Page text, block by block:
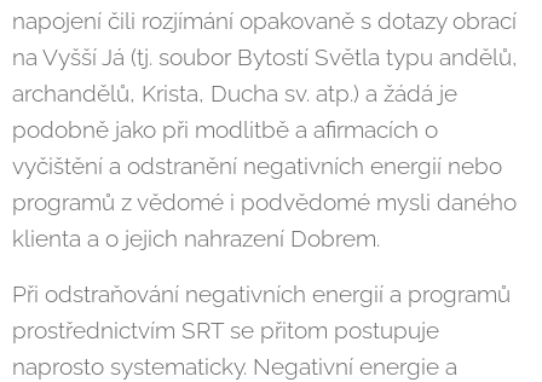
napojení čili rozjímání opakovaně s dotazy obrací
na Vyšší Já (tj. soubor Bytostí Světla typu andělů,
archandělů, Krista, Ducha sv. atp.) a žádá je
podobně jako při modlitbě a afirmacích o
vyčištění a odstranění negativních energií nebo
programů z vědomé i podvědomé mysli daného
klienta a o jejich nahrazení Dobrem.
Při odstraňování negativních energií a programů
prostřednictvím SRT se přitom postupuje
naprosto systematicky. Negativní energie a